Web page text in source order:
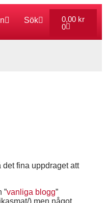
Sök 0,00 kr
0
det fina uppdraget att
”vanliga blogg”
) men något